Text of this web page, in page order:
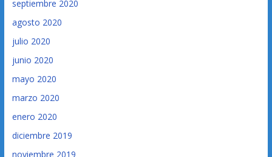
septiembre 2020
agosto 2020
julio 2020
junio 2020
mayo 2020
marzo 2020
enero 2020
diciembre 2019
noviembre 2019